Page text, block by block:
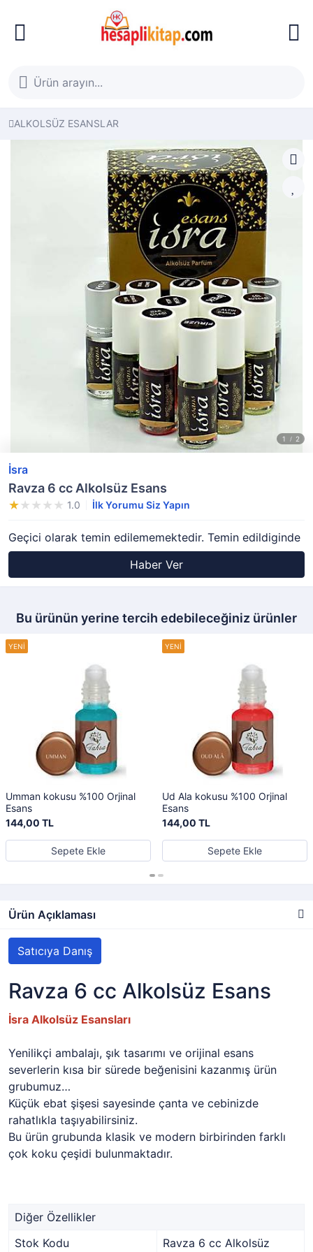
ALKOLSÜZ ESANSLAR
İsra
Ravza 6 cc Alkolsüz Esans
1.0 İlk Yorumu Siz Yapın
Geçici olarak temin edilememektedir. Temin edildiginde
Haber Ver
Bu ürünün yerine tercih edebileceğiniz ürünler
Umman kokusu %100 Orjinal
Esans
144,00 TL
Sepete Ekle
Ud Ala kokusu %100 Orjinal
Esans
144,00 TL
Sepete Ekle
Ürün Açıklaması
Satıcıya Danış
Ravza 6 cc Alkolsüz Esans
İsra Alkolsüz Esansları
Yenilikçi ambalajı, şık tasarımı ve orijinal esans
severlerin kısa bir sürede beğenisini kazanmış ürün
grubumuz…
Küçük ebat şişesi sayesinde çanta ve cebinizde
rahatlıkla taşıyabilirsiniz.
Bu ürün grubunda klasik ve modern birbirinden farklı
çok koku çeşidi bulunmaktadır.
Diğer Özellikler
Stok Kodu
Ravza 6 cc Alkolsüz